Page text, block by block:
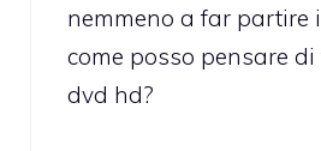
nemmeno a far partire
come posso pensare
dvd hd?